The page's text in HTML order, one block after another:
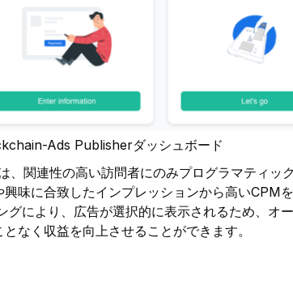
Ads Publisherダッシュボード
、関連性の高い訪問者にのみプログラマティッ
味に合致したインプレッションから高いCPMを
グにより、広告が選択的に表示されるため、オ
なく収益を向上させることができます。